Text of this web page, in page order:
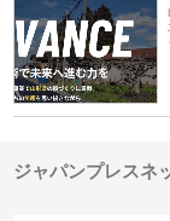
ジャパンプレスネ